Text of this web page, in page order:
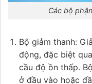
Các bộ
Bộ giảm thanh:
động, đặc biệt
cầu độ ồn thấp.
ở đầu vào hoặc